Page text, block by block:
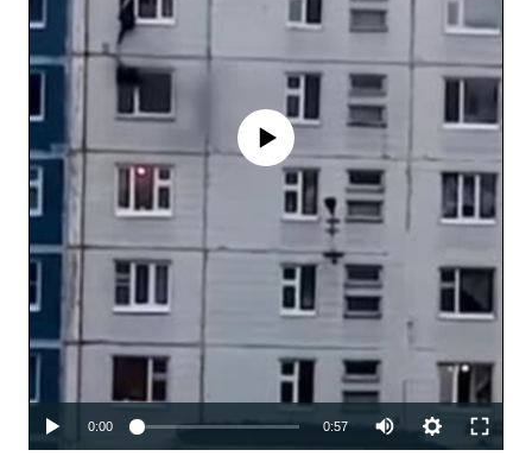
No media source currently available
0:00 0:57